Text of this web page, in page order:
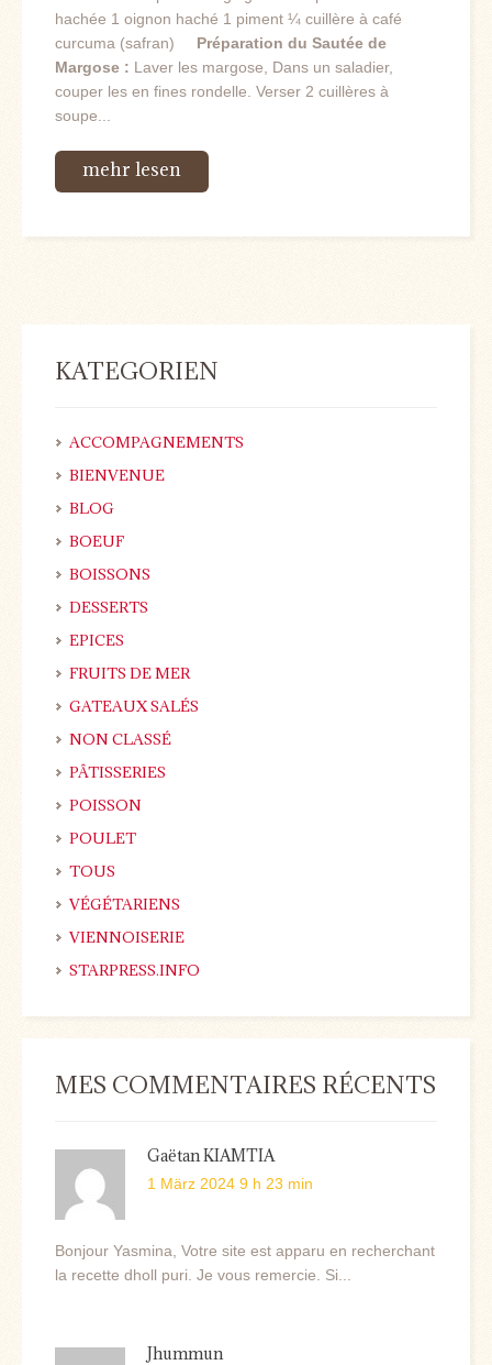
hachée 1 oignon haché 1 piment ¼ cuillère à café
curcuma (safran) Préparation du Sautée de
Margose : Laver les margose, Dans un saladier,
couper les en fines rondelle. Verser 2 cuillères à
soupe...
mehr lesen
KATEGORIEN
ACCOMPAGNEMENTS
BIENVENUE
BLOG
BOEUF
BOISSONS
DESSERTS
EPICES
FRUITS DE MER
GATEAUX SALÉS
NON CLASSÉ
PÂTISSERIES
POISSON
POULET
TOUS
VÉGÉTARIENS
VIENNOISERIE
STARPRESS.INFO
MES COMMENTAIRES RÉCENTS
Gaëtan KIAMTIA
1 März 2024 9 h 23 min
Bonjour Yasmina, Votre site est apparu en recherchant
la recette dholl puri. Je vous remercie. Si...
Jhummun